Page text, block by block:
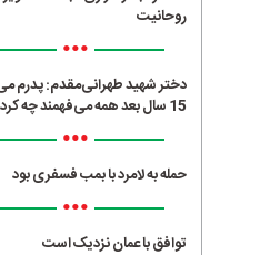
روحانیت
•••
دختر شهید طهرانی‌مقدم: پدرم
15 سال بعد همه می‌فهمند چه کرده‌ایم
•••
حمله به لامرد با بمب فسفری بود
•••
توافق با عمان نزدیک است